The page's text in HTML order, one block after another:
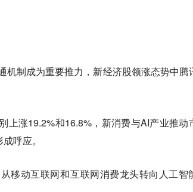
机制成为重要推力，新经济股领涨态势中腾
上涨19.2%和16.8%，新消费与AI产业推动
呼应。
移动互联网‌和‌互联网消费龙头转向人工智